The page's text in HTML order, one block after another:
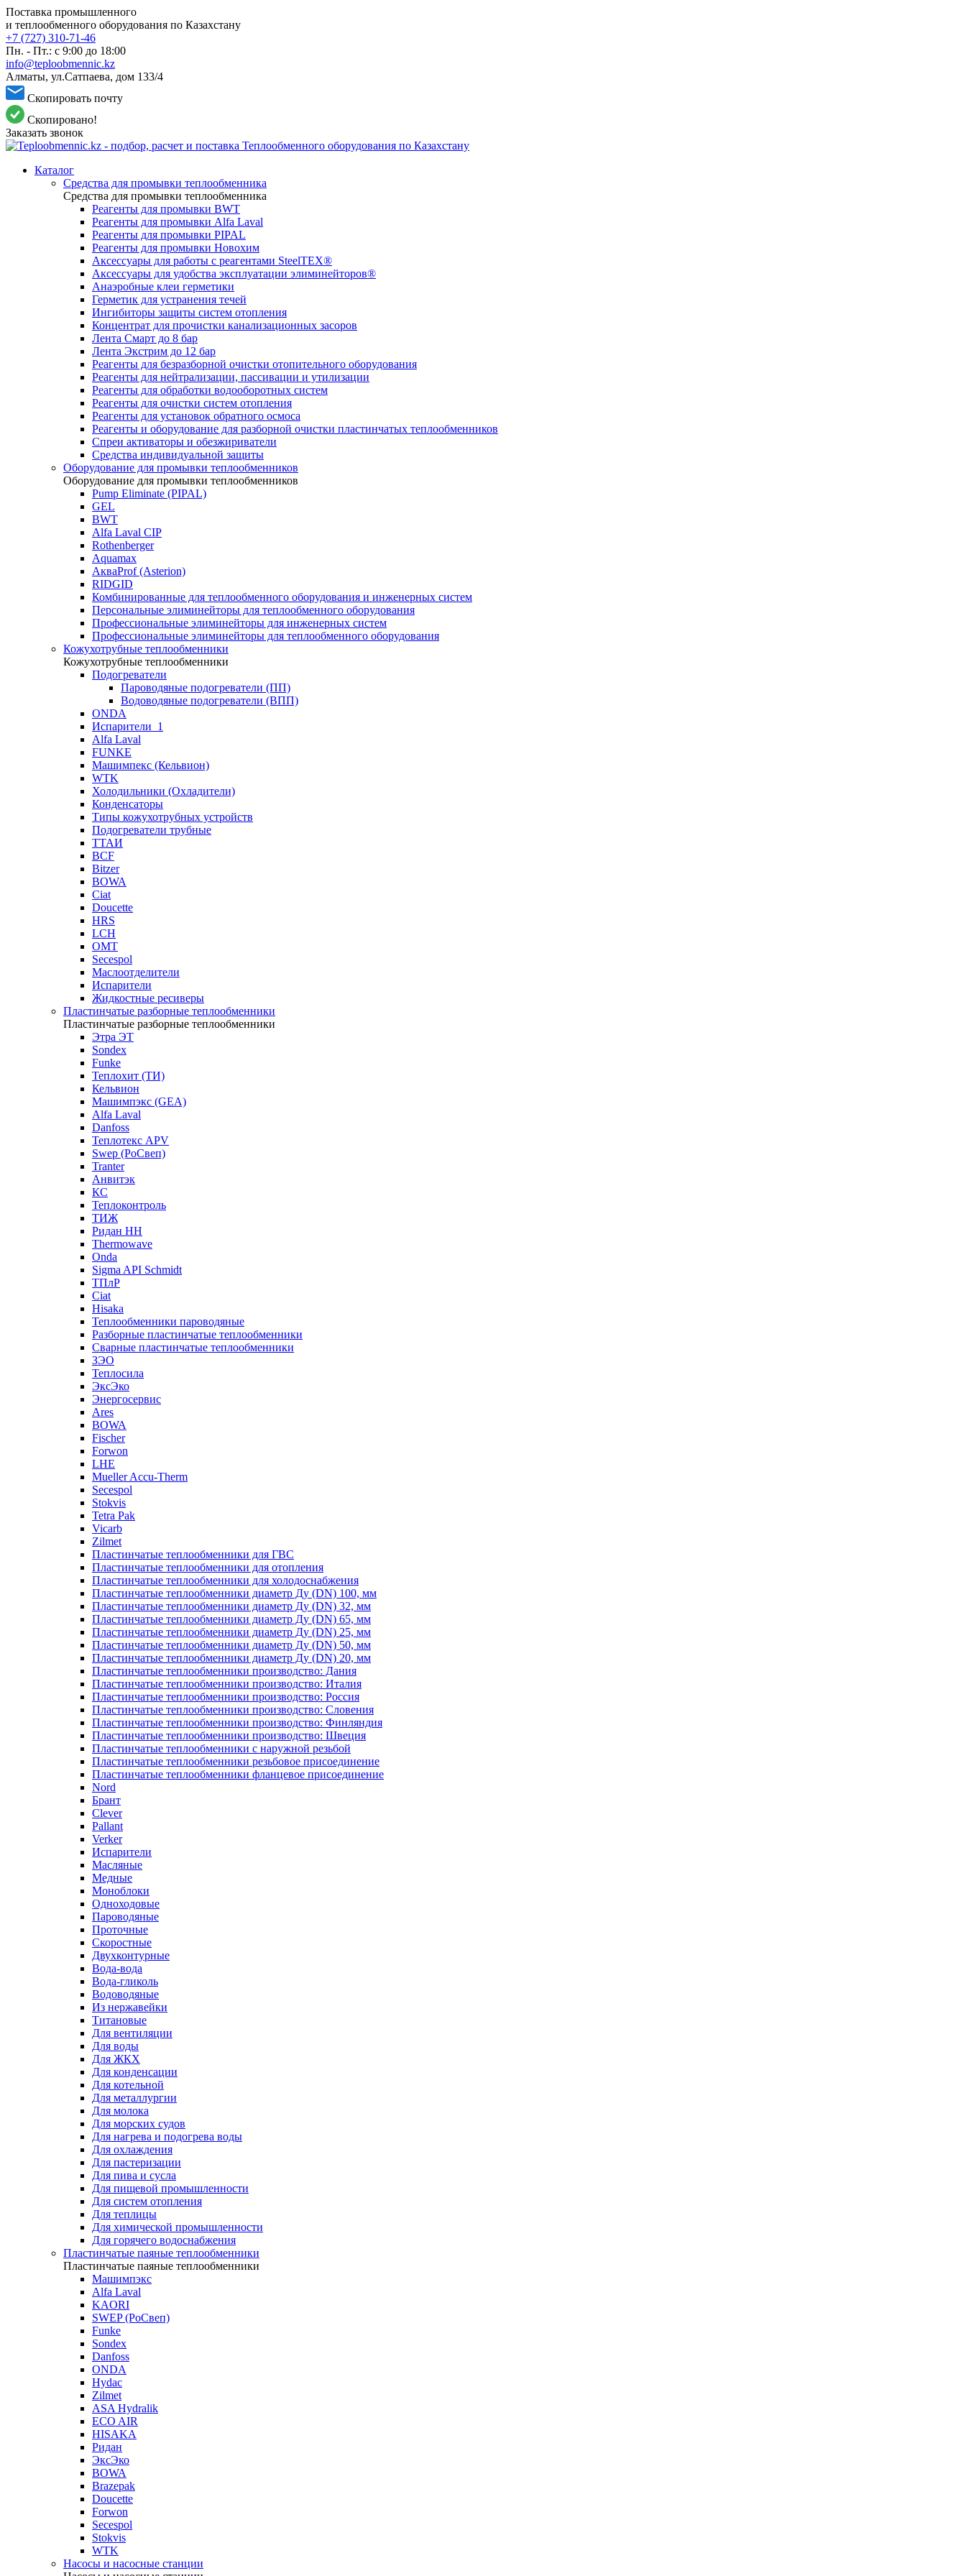
Поставка промышленного
и теплообменного оборудования по Казахстану
+7 (727) 310-71-46
Пн. - Пт.: с 9:00 до 18:00
info@teploobmennic.kz
Алматы, ул.Сатпаева, дом 133/4
Скопировать почту
Скопировано!
Заказать звонок
Каталог
Средства для промывки теплообменника
Средства для промывки теплообменника
Реагенты для промывки BWT
Реагенты для промывки Alfa Laval
Реагенты для промывки PIPAL
Реагенты для промывки Новохим
Аксессуары для работы с реагентами SteelTEX®
Аксессуары для удобства эксплуатации элиминейторов®
Анаэробные клеи герметики
Герметик для устранения течей
Ингибиторы защиты систем отопления
Концентрат для прочистки канализационных засоров
Лента Смарт до 8 бар
Лента Экстрим до 12 бар
Реагенты для безразборной очистки отопительного оборудования
Реагенты для нейтрализации, пассивации и утилизации
Реагенты для обработки водооборотных систем
Реагенты для очистки систем отопления
Реагенты для установок обратного осмоса
Реагенты и оборудование для разборной очистки пластинчатых теплообменников
Спреи активаторы и обезжириватели
Средства индивидуальной защиты
Оборудование для промывки теплообменников
Оборудование для промывки теплообменников
Pump Eliminate (PIPAL)
GEL
BWT
Alfa Laval CIP
Rothenberger
Aquamax
АкваProf (Asterion)
RIDGID
Комбинированные для теплообменного оборудования и инженерных систем
Персональные элиминейторы для теплообменного оборудования
Профессиональные элиминейторы для инженерных систем
Профессиональные элиминейторы для теплообменного оборудования
Кожухотрубные теплообменники
Кожухотрубные теплообменники
Подогреватели
Пароводяные подогреватели (ПП)
Водоводяные подогреватели (ВПП)
ONDA
Испарители_1
Alfa Laval
FUNKE
Машимпекс (Кельвион)
WTK
Холодильники (Охладители)
Конденсаторы
Типы кожухотрубных устройств
Подогреватели трубные
ТТАИ
BCF
Bitzer
BOWA
Ciat
Doucette
HRS
LCH
OMT
Secespol
Маслоотделители
Испарители
Жидкостные ресиверы
Пластинчатые разборные теплообменники
Пластинчатые разборные теплообменники
Этра ЭТ
Sondex
Funke
Теплохит (ТИ)
Кельвион
Машимпэкс (GEA)
Alfa Laval
Danfoss
Теплотекс APV
Swep (РоСвеп)
Tranter
Анвитэк
КС
Теплоконтроль
ТИЖ
Ридан НН
Thermowave
Onda
Sigma API Schmidt
ТПлР
Ciat
Hisaka
Теплообменники пароводяные
Разборные пластинчатые теплообменники
Сварные пластинчатые теплообменники
ЗЭО
Теплосила
ЭксЭко
Энергосервис
Ares
BOWA
Fischer
Forwon
LHE
Mueller Accu-Therm
Secespol
Stokvis
Tetra Pak
Vicarb
Zilmet
Пластинчатые теплообменники для ГВС
Пластинчатые теплообменники для отопления
Пластинчатые теплообменники для холодоснабжения
Пластинчатые теплообменники диаметр Ду (DN) 100, мм
Пластинчатые теплообменники диаметр Ду (DN) 32, мм
Пластинчатые теплообменники диаметр Ду (DN) 65, мм
Пластинчатые теплообменники диаметр Ду (DN) 25, мм
Пластинчатые теплообменники диаметр Ду (DN) 50, мм
Пластинчатые теплообменники диаметр Ду (DN) 20, мм
Пластинчатые теплообменники производство: Дания
Пластинчатые теплообменники производство: Италия
Пластинчатые теплообменники производство: Россия
Пластинчатые теплообменники производство: Словения
Пластинчатые теплообменники производство: Финляндия
Пластинчатые теплообменники производство: Швеция
Пластинчатые теплообменники с наружной резьбой
Пластинчатые теплообменники резьбовое присоединение
Пластинчатые теплообменники фланцевое присоединение
Nord
Брант
Clever
Pallant
Verker
Испарители
Масляные
Медные
Моноблоки
Одноходовые
Пароводяные
Проточные
Скоростные
Двухконтурные
Вода-вода
Вода-гликоль
Водоводяные
Из нержавейки
Титановые
Для вентиляции
Для воды
Для ЖКХ
Для конденсации
Для котельной
Для металлургии
Для молока
Для морских судов
Для нагрева и подогрева воды
Для охлаждения
Для пастеризации
Для пива и сусла
Для пищевой промышленности
Для систем отопления
Для теплицы
Для химической промышленности
Для горячего водоснабжения
Пластинчатые паяные теплообменники
Пластинчатые паяные теплообменники
Машимпэкс
Alfa Laval
KAORI
SWEP (РоСвеп)
Funke
Sondex
Danfoss
ONDA
Hydac
Zilmet
ASA Hydralik
ECO AIR
HISAKA
Ридан
ЭксЭко
BOWA
Brazepak
Doucette
Forwon
Secespol
Stokvis
WTK
Насосы и насосные станции